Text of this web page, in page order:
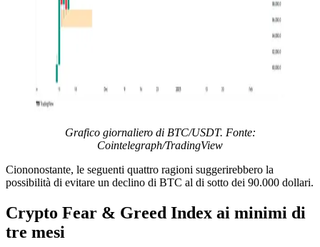
Grafico giornaliero di BTC/USDT. Fonte:
Cointelegraph/TradingView
Ciononostante, le seguenti quattro ragioni suggerirebbero la
possibilità di evitare un declino di BTC al di sotto dei 90.000 dollari.
Crypto Fear & Greed Index ai minimi di
tre mesi